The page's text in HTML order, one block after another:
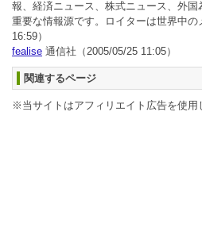
報、経済ニュース、株式ニュース、外
重要な情報源です。ロイターは世界中の
16:59）
fealise 通信社 （2005/05/25 11:05）
関連するページ
※当サイトはアフィリエイト広告を使用